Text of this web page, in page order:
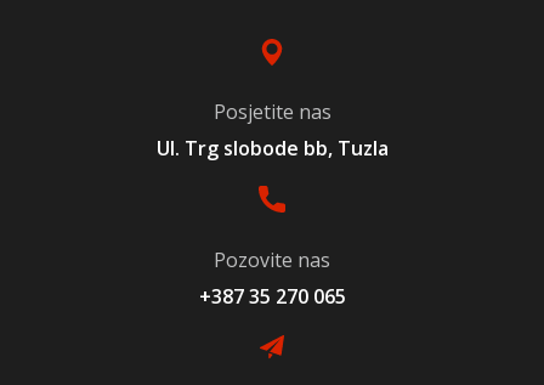
Posjetite nas
Ul. Trg slobode bb, Tuzla
Pozovite nas
+387 35 270 065